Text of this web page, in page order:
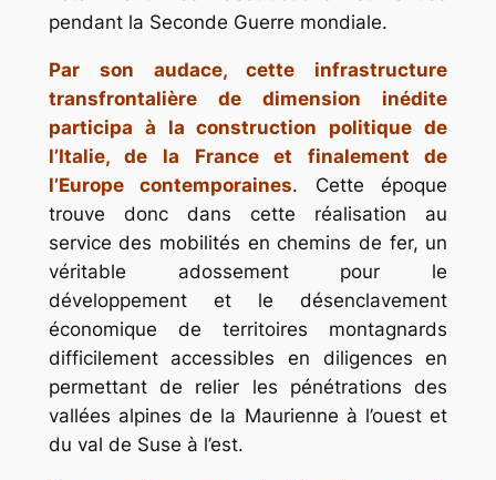
pendant la Seconde Guerre mondiale.
Par son audace, cette infrastructure
transfrontalière de dimension inédite
participa à la construction politique de
l’Italie, de la France et finalement de
l’Europe contemporaines. Cette époque
trouve donc dans cette réalisation au
service des mobilités en chemins de fer, un
véritable adossement pour le
développement et le désenclavement
économique de territoires montagnards
difficilement accessibles en diligences en
permettant de relier les pénétrations des
vallées alpines de la Maurienne à l’ouest et
du val de Suse à l’est.